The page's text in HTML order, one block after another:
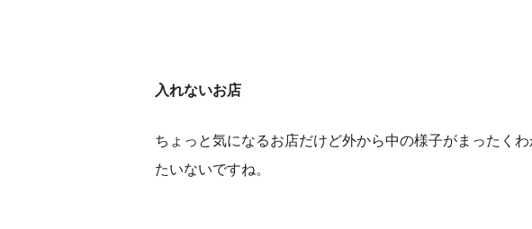
入れないお店
ちょっと気になるお店だけど外から中の様子がまったく
たいないですね。